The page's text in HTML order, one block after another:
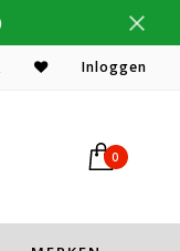
Perry Inloggen
0